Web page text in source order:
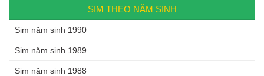
SIM THEO NĂM SINH
Sim năm sinh 1990
Sim năm sinh 1989
Sim năm sinh 1988